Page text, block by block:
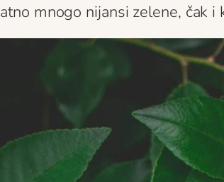
mnogo nijansi zelene, čak